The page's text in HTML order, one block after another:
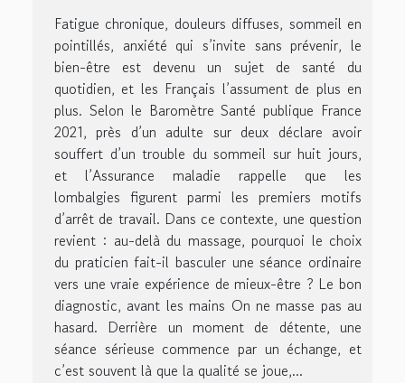
Fatigue chronique, douleurs diffuses, sommeil en
pointillés, anxiété qui s’invite sans prévenir, le
bien-être est devenu un sujet de santé du
quotidien, et les Français l’assument de plus en
plus. Selon le Baromètre Santé publique France
2021, près d’un adulte sur deux déclare avoir
souffert d’un trouble du sommeil sur huit jours,
et l’Assurance maladie rappelle que les
lombalgies figurent parmi les premiers motifs
d’arrêt de travail. Dans ce contexte, une question
revient : au-delà du massage, pourquoi le choix
du praticien fait-il basculer une séance ordinaire
vers une vraie expérience de mieux-être ? Le bon
diagnostic, avant les mains On ne masse pas au
hasard. Derrière un moment de détente, une
séance sérieuse commence par un échange, et
c’est souvent là que la qualité se joue,...